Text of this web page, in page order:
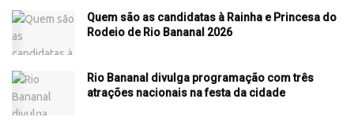
Quem são as candidatas à Rainha e Princesa do
Rodeio de Rio Bananal 2026
Rio Bananal divulga programação com três
atrações nacionais na festa da cidade